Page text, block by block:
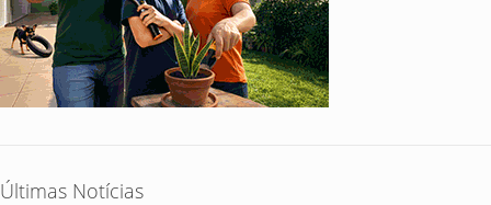
Últimas Notícias